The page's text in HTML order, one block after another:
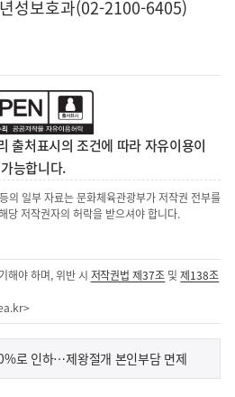
성보호과(02-2100-6405)
출처표시의 조건에 따라 자유이용이
가능합니다.
의 일부 자료는 문화체육관광부가 저작권 전부를
당 저작권자의 허락을 받으셔야 합니다.
해야 하며, 위반 시 저작권법 제37조 및제138조
>
로 인하…제왕절개 본인부담 면제